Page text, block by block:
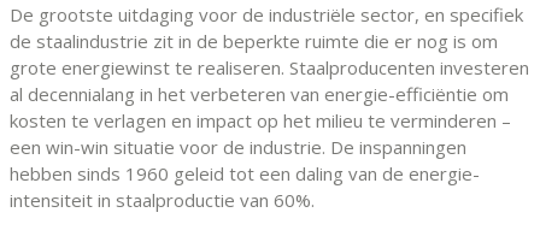
De grootste uitdaging voor de industriële sector, en specifiek
de staalindustrie zit in de beperkte ruimte die er nog is om
grote energiewinst te realiseren. Staalproducenten investeren
al decennialang in het verbeteren van energie-efficiëntie om
kosten te verlagen en impact op het milieu te verminderen –
een win-win situatie voor de industrie. De inspanningen
hebben sinds 1960 geleid tot een daling van de energie-
intensiteit in staalproductie van 60%.